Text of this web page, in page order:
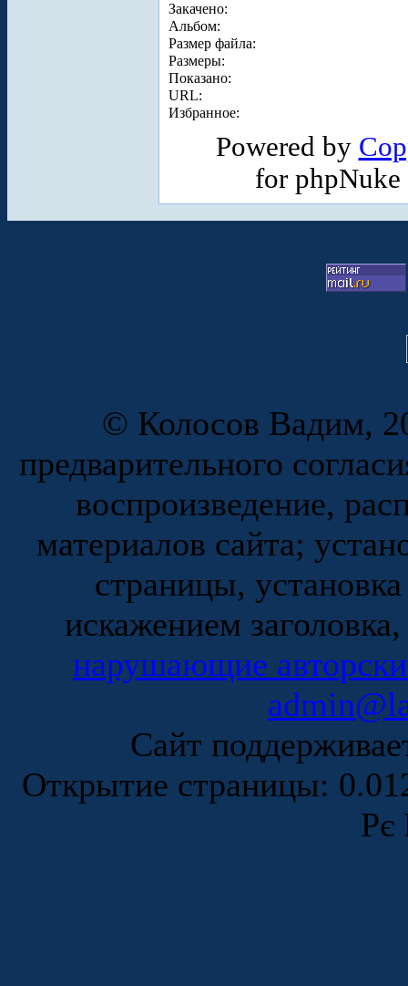
Закачено:
Альбом:
Размер файла:
Размеры:
Показано:
URL:
Избранное:
Powered by
for
© Колосов Вадим,
предварительного
воспроизведение,
материалов сайта;
страницы,
искажением
нарушающие
Сайт
Открытие страницы:
Рє